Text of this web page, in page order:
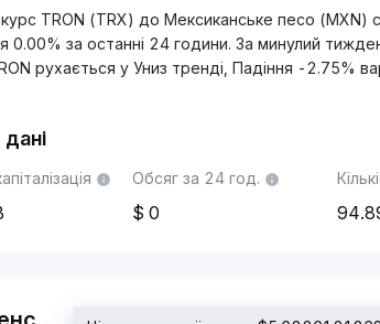
курс TRON (TRX) до Мексиканське песо
0.00% за останні 24 години. За минулий
рухається у Униз тренді, Падіння -2.75%
дані
Обсяг за 24 год.
0